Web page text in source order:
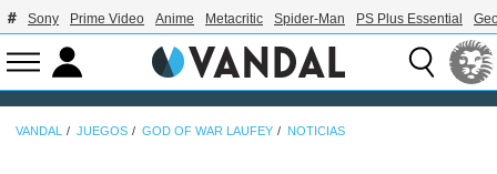
Sony Prime Video Anime Metacritic Spider-Man PS Plus Essential
VANDAL JUEGOS GOD OF WAR LAUFEY NOTICIAS